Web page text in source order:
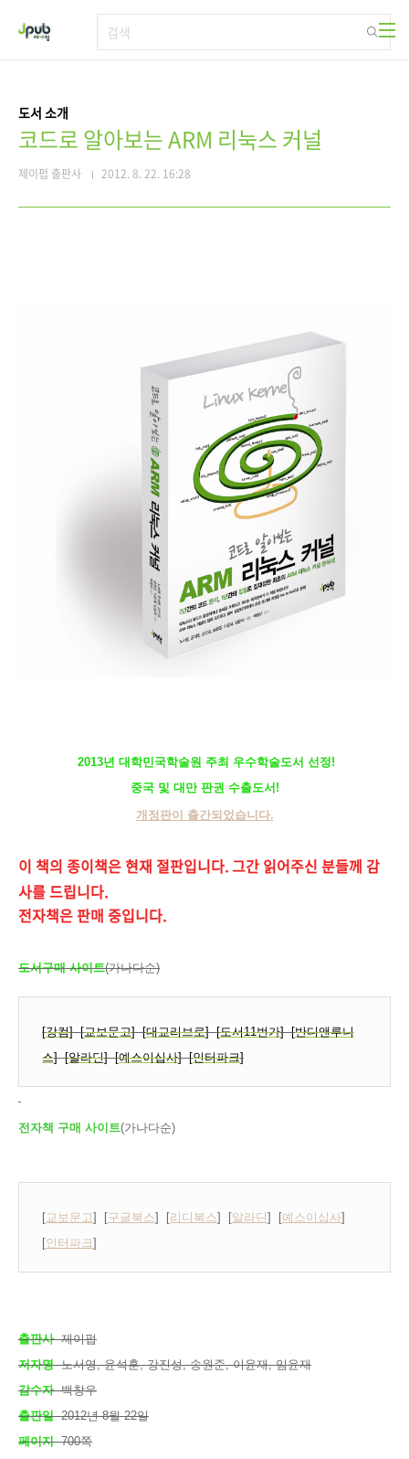
도서 소개
코드로 알아보는 ARM 리눅스 커널
제이펍 출판사 2012. 8. 22. 16:28
2013년 대학민국학술원 주최 우수학술도서 선정!
중국 및 대만 판권 수출도서!
개정판이 출간되었습니다.
이 책의 종이책은 현재 절판입니다. 그간 읽어주신 분들께 감
사를 드립니다.
전자책은 판매 중입니다.
도서구매 사이트(가나다순)
[강컴][교보문고][대교리브로][도서11번가][반디앤루니
스][알라딘][예스이십사][인터파크]
전자책 구매 사이트(가나다순)
[교보문고] [구글북스] [리디북스] [알라딘] [예스이십사]
[인터파크]
출판사제이펍
저자명노서영, 윤석훈, 강진성, 송원준, 이윤재, 임윤재
감수자백창우
출판일2012년 8월 22일
페이지700쪽